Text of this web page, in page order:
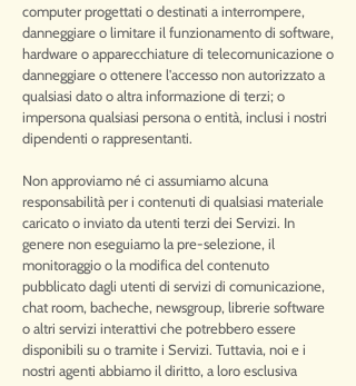
computer progettati o destinati a interrompere,
danneggiare o limitare il funzionamento di software,
hardware o apparecchiature di telecomunicazione o
danneggiare o ottenere l'accesso non autorizzato a
qualsiasi dato o altra informazione di terzi; o
impersona qualsiasi persona o entità, inclusi i nostri
dipendenti o rappresentanti.
Non approviamo né ci assumiamo alcuna
responsabilità per i contenuti di qualsiasi materiale
caricato o inviato da utenti terzi dei Servizi. In
genere non eseguiamo la pre-selezione, il
monitoraggio o la modifica del contenuto
pubblicato dagli utenti di servizi di comunicazione,
chat room, bacheche, newsgroup, librerie software
o altri servizi interattivi che potrebbero essere
disponibili su o tramite i Servizi. Tuttavia, noi e i
nostri agenti abbiamo il diritto, a loro esclusiva